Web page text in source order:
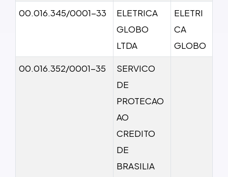
00.016.345/0001-33
ELETRICA
GLOBO
LTDA
ELETRI
CA
GLOBO
00.016.352/0001-35
SERVICO
DE
PROTECAO
AO
CREDITO
DE
BRASILIA